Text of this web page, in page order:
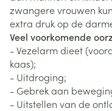
zwangere vrouwen
extra druk op de
Veel voorkomende
- Vezelarm dieet
kaas);
- Uitdroging;
- Gebrek aan
- Uitstellen van de